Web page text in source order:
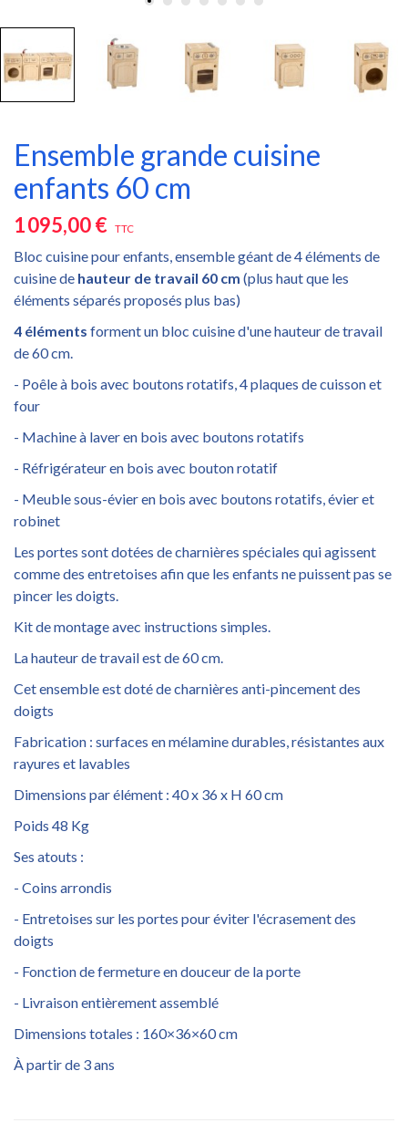
Ensemble grande cuisine
enfants 60 cm
1 095,00 € TTC
Bloc cuisine pour enfants, ensemble géant de 4 éléments de
cuisine de hauteur de travail 60 cm (plus haut que les
éléments séparés proposés plus bas)
4 éléments forment un bloc cuisine d'une hauteur de travail
de 60 cm.
- Poêle à bois avec boutons rotatifs, 4 plaques de cuisson et
four
- Machine à laver en bois avec boutons rotatifs
- Réfrigérateur en bois avec bouton rotatif
- Meuble sous-évier en bois avec boutons rotatifs, évier et
robinet
Les portes sont dotées de charnières spéciales qui agissent
comme des entretoises afin que les enfants ne puissent pas se
pincer les doigts.
Kit de montage avec instructions simples.
La hauteur de travail est de 60 cm.
Cet ensemble est doté de charnières anti-pincement des
doigts
Fabrication : surfaces en mélamine durables, résistantes aux
rayures et lavables
Dimensions par élément : 40 x 36 x H 60 cm
Poids 48 Kg
Ses atouts :
- Coins arrondis
- Entretoises sur les portes pour éviter l'écrasement des
doigts
- Fonction de fermeture en douceur de la porte
- Livraison entièrement assemblé
Dimensions totales : 160×36×60 cm
À partir de 3 ans